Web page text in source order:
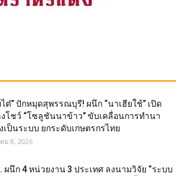
ไต๋” ปักหมุดสุพรรณบุรี! ผนึก “นาเฮียใช้” เปิด
โชว์ “โซลูชันนาข้าว” ขับเคลื่อนการทำนา
เป็นระบบ ยกระดับเกษตรกรไทย
ม 8, 2026
ผนึก 4 หน่วยงาน 3 ประเทศ ลงนามวิจัย “ระบบ